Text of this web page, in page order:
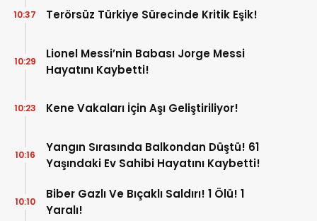
Edilemez”
Terörsüz Türkiye Sürecinde Kritik Eşik!
10:37
Lionel Messi’nin Babası Jorge Messi
Hayatını Kaybetti!
10:29
Kene Vakaları İçin Aşı Geliştiriliyor!
10:23
Yangın Sırasında Balkondan Düştü! 61
Yaşındaki Ev Sahibi Hayatını Kaybetti!
10:16
Biber Gazlı Ve Bıçaklı Saldırı! 1 Ölü! 1
Yaralı!
10:10